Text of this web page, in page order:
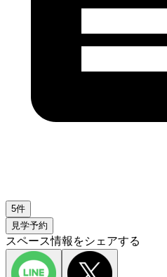
5件
見学予約
スペース情報をシェアする